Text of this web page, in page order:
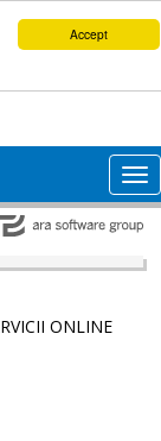
Accept
ONLINE